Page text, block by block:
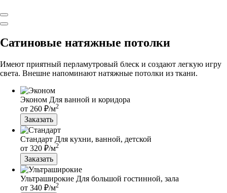
Сатиновые натяжные потолки
Имеют приятный перламутровый блеск и создают легкую игру
света. Внешне напоминают натяжные потолки из ткани.
Эконом Для ванной и коридора
от 260 ₽/м2
Заказать
Стандарт Для кухни, ванной, детской
от 320 ₽/м2
Заказать
Ультраширокие Для большой гостинной, зала
от 340 ₽/м2